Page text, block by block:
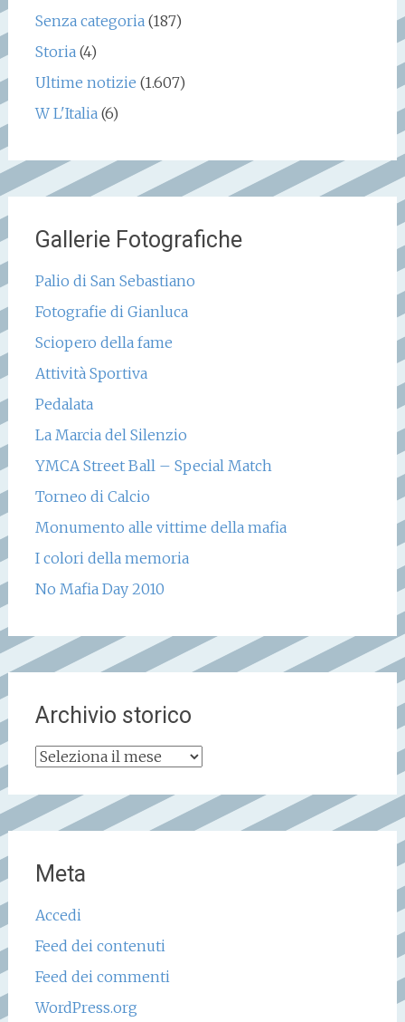
Senza categoria(187)
Storia(4)
Ultime notizie (1.607)
W L'Italia(6)
Gallerie Fotografiche
Palio di San Sebastiano
Fotografie di Gianluca
Sciopero della fame
Attività Sportiva
Pedalata
La Marcia del Silenzio
YMCA Street Ball – Special Match
Torneo di Calcio
Monumento alle vittime della mafia
I colori della memoria
No Mafia Day 2010
Archivio storico
Archivio
Meta
Accedi
Feed dei contenuti
Feed dei commenti
WordPress.org